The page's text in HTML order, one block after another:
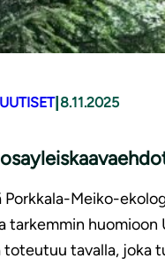
UUTISET| 8.11.2025
Meiko-
tarkemmin
tavalla, joka